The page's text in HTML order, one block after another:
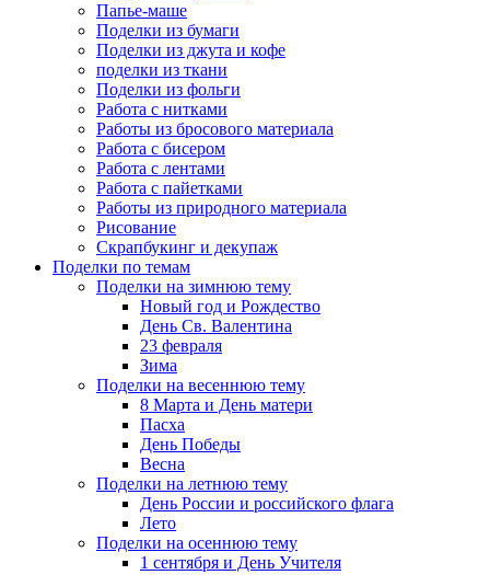
Папье-маше
Поделки из бумаги
Поделки из джута и кофе
поделки из ткани
Поделки из фольги
Работа с нитками
Работы из бросового материала
Работа с бисером
Работа с лентами
Работа с пайетками
Работы из природного материала
Рисование
Скрапбукинг и декупаж
Поделки по темам
Поделки на зимнюю тему
Новый год и Рождество
День Св. Валентина
23 февраля
Зима
Поделки на весеннюю тему
8 Марта и День матери
Пасха
День Победы
Весна
Поделки на летнюю тему
День России и российского флага
Лето
Поделки на осеннюю тему
1 сентября и День Учителя